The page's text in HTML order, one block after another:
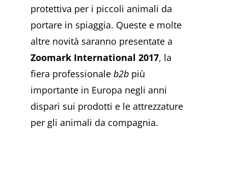
protettiva per i piccoli animali da
portare in spiaggia. Queste e molte
altre novità saranno presentate a
Zoomark International 2017, la
fiera professionale b2b più
importante in Europa negli anni
dispari sui prodotti e le attrezzature
per gli animali da compagnia.